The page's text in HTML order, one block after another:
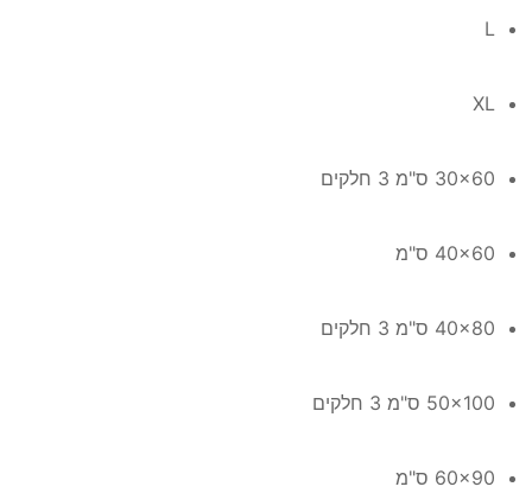
L
XL
30x60 ס"מ 3 חלקים
40x60 ס"מ
40x80 ס"מ 3 חלקים
50x100 ס"מ 3 חלקים
60x90 ס"מ